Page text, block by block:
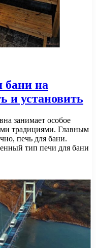
бани на
и установить
занимает особое
традициями. Главным
печь для бани.
тип печи для бани